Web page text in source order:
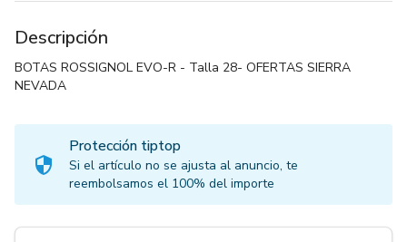
Descripción
BOTAS ROSSIGNOL EVO-R - Talla 28- OFERTAS SIERRA
NEVADA
Protección tiptop
Si el artículo no se ajusta al anuncio, te
reembolsamos el 100% del importe